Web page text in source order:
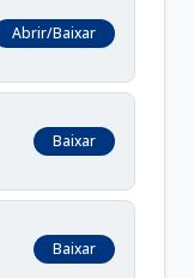
Abrir/Baixar
Baixar
Baixar